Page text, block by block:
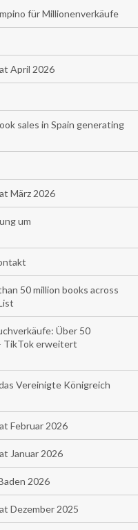
für Millionenverkäufe
April 2026
sales in Spain generating
März 2026
um
50 million books across
Über 50
TikTok erweitert
Vereinigte Königreich
Februar 2026
Januar 2026
2026
Dezember 2025